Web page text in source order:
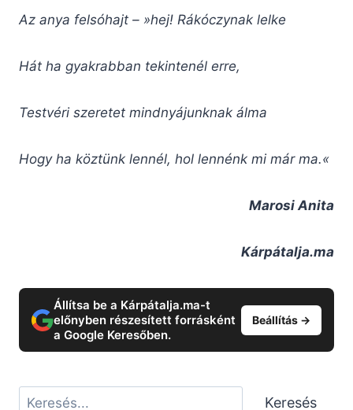
Az anya felsóhajt – »hej! Rákóczynak lelke
Hát ha gyakrabban tekintenél erre,
Testvéri szeretet mindnyájunknak álma
Hogy ha köztünk lennél, hol lennénk mi már ma.«
Marosi Anita
Kárpátalja.ma
Állítsa be a Kárpátalja.ma-t
előnyben részesített forrásként
a Google Keresőben.
Beállítás →
Keresés Keresés